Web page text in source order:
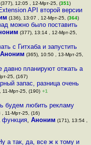
(377), 12:05 , 12-Мрт-25, (351)
API второй версии
(136), 13:07 , 12-Мрт-25, (364)
можно было поставить
(377), 13:14 , 12-Мрт-25,
с Гитхаба и запустить
Аноним (365), 10:50 , 13-Мрт-25,
давно планируют отжать а
25, (167)
запас, разница очень
11-Мрт-25, (190) +1
будем любить рекламу
, 11-Мрт-25, (16)
функция, Аноним (171), 13:54 ,
а так, да, все ж к тому и